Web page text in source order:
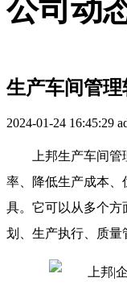
公司动
生产车间管
2024-01-24 16:45:29
上邦生产车间管
率、降低生产成本、
具。它可以从多个方
划、生产执行、质量